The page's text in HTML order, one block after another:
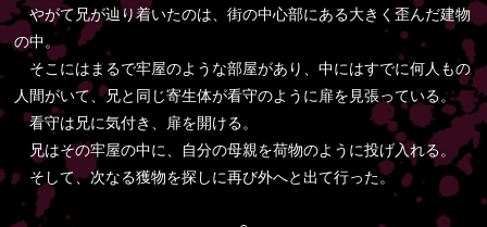
やがて兄が辿り着いたのは、街の中心部にある大きく歪んだ建物
の中。
そこにはまるで牢屋のような部屋があり、中にはすでに何人もの
人間がいて、兄と同じ寄生体が看守のように扉を見張っている。
看守は兄に気付き、扉を開ける。
兄はその牢屋の中に、自分の母親を荷物のように投げ入れる。
そして、次なる獲物を探しに再び外へと出て行った。